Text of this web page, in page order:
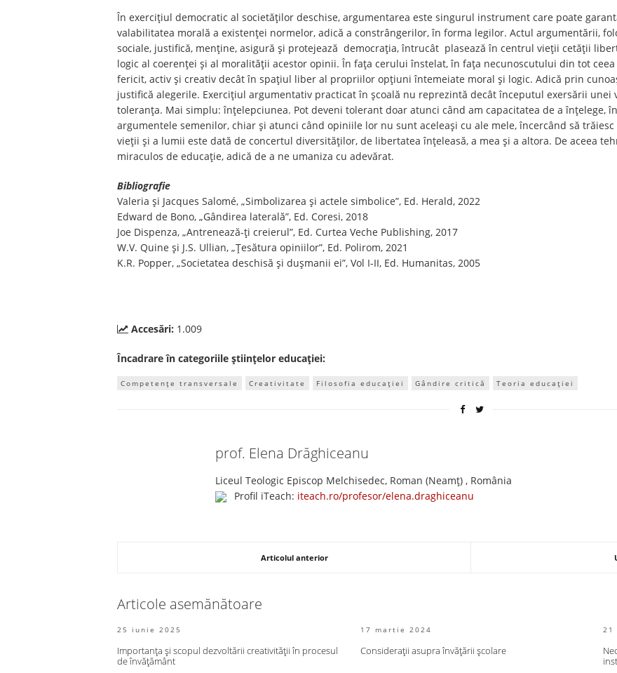
În exercițiul democratic al societăților deschise, argumentarea este singurul instrument care poate
valabilitatea morală a existenței normelor, adică a constrângerilor, în forma legilor. Actul argumentării,
sociale, justifică, menține, asigură și protejează democrația, întrucât plasează în centrul vieții cetății
logic al coerenței și al moralității acestor opinii. În fața cerului înstelat, în fața necunoscutului din tot
fericit, activ și creativ decât în spațiul liber al propriilor opțiuni întemeiate moral și logic. Adică prin
justifică alegerile. Exercițiul argumentativ practicat în școală nu reprezintă decât începutul exersării unei
toleranța. Mai simplu: înțelepciunea. Pot deveni tolerant doar atunci când am capacitatea de a înțelege,
argumentele semenilor, chiar și atunci când opiniile lor nu sunt aceleași cu ale mele, încercând să
vieții și a lumii este dată de concertul diversităților, de libertatea înțeleasă, a mea și a altora. De aceea
miraculos de educație, adică de a ne umaniza cu adevărat.
Bibliografie
Valeria și Jacques Salomé, „Simbolizarea și actele simbolice”, Ed. Herald, 2022
Edward de Bono, „Gândirea laterală”, Ed. Coresi, 2018
Joe Dispenza, „Antrenează-ți creierul”, Ed. Curtea Veche Publishing, 2017
W.V. Quine și J.S. Ullian, „Țesătura opiniilor”, Ed. Polirom, 2021
K.R. Popper, „Societatea deschisă și dușmanii ei”, Vol I-II, Ed. Humanitas, 2005
Accesări: 1.009
Încadrare în categoriile științelor educației:
Competențe transversale Creativitate Filosofia educației Gândire critică Teoria educației
prof. Elena Drăghiceanu
Liceul Teologic Episcop Melchisedec, Roman (Neamţ) , România
Profil iTeach: iteach.ro/profesor/elena.draghiceanu
Articolul anterior
Articole asemănătoare
25 iunie 2025
Importanța și scopul dezvoltării creativității în procesul
de învățământ
17 martie 2024
Considerații asupra învățării școlare
21